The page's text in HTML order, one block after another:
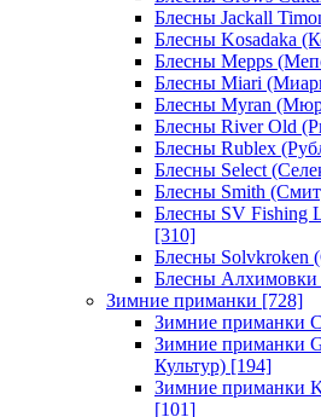
Блесны Jackall
Блесны Kosadaka
Блесны Mepps
Блесны Miari
Блесны Myran
Блесны River Old
Блесны Rublex
Блесны Select
Блесны Smith
Блесны SV
[310]
Блесны Solvkroken
Блесны Алхимовки
Зимние приманки [728]
Зимние приманки
Зимние приманки
Культур) [194]
Зимние приманки
[101]